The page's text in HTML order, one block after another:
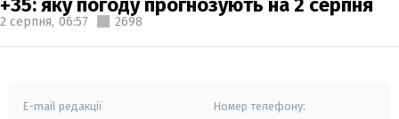
2 серпня, 06:57 2698
E-mail редакції Номер телефону: